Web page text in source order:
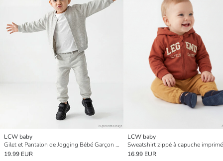
LCW baby
Gilet et Pantalon de Jogging Bébé Garçon à Col Rond
19.99 EUR
LCW baby
16.99 EUR